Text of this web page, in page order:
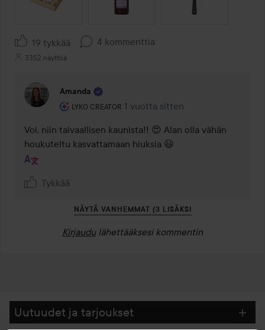
19 tykkää 4 kommenttia
3352 näyttöä
Amanda
LYKO CREATOR
Käyttäjän rooli: Lyko Creator.
1 vuotta sitten
Kommentti lisättiin 1 vuotta sitten
Voi, niin taivaallisen kaunista!! 😍 Alan olla vähän
houkuteltu kasvattamaan hiuksia 😃
Tykkää
NÄYTÄ VANHEMMAT (3 LISÄKSI
Kirjaudu lähettääksesi kommentin
Uutuudet ja tarjoukset